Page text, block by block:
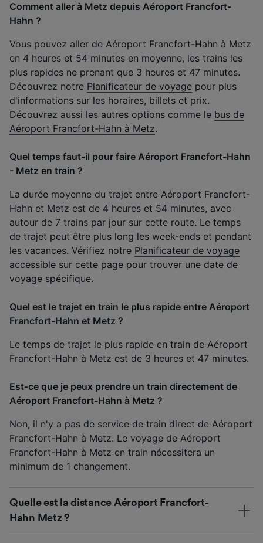
Comment aller à Metz depuis Aéroport Francfort-
Hahn ?
Vous pouvez aller de Aéroport Francfort-Hahn à Metz
en 4 heures et 54 minutes en moyenne, les trains les
plus rapides ne prenant que 3 heures et 47 minutes.
Découvrez notre Planificateur de voyage pour plus
d'informations sur les horaires, billets et prix.
Découvrez aussi les autres options comme le bus de
Aéroport Francfort-Hahn à Metz.
Quel temps faut-il pour faire Aéroport Francfort-Hahn
- Metz en train ?
La durée moyenne du trajet entre Aéroport Francfort-
Hahn et Metz est de 4 heures et 54 minutes, avec
autour de 7 trains par jour sur cette route. Le temps
de trajet peut être plus long les week-ends et pendant
les vacances. Vérifiez notre Planificateur de voyage
accessible sur cette page pour trouver une date de
voyage spécifique.
Quel est le trajet en train le plus rapide entre Aéroport
Francfort-Hahn et Metz ?
Le temps de trajet le plus rapide en train de Aéroport
Francfort-Hahn à Metz est de 3 heures et 47 minutes.
Est-ce que je peux prendre un train directement de
Aéroport Francfort-Hahn à Metz ?
Non, il n'y a pas de service de train direct de Aéroport
Francfort-Hahn à Metz. Le voyage de Aéroport
Francfort-Hahn à Metz en train nécessitera un
minimum de 1 changement.
Quelle est la distance Aéroport Francfort-
Hahn Metz ?